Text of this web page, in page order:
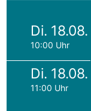
Di. 18.08.
10:00 Uhr
Di. 18.08.
11:00 Uhr